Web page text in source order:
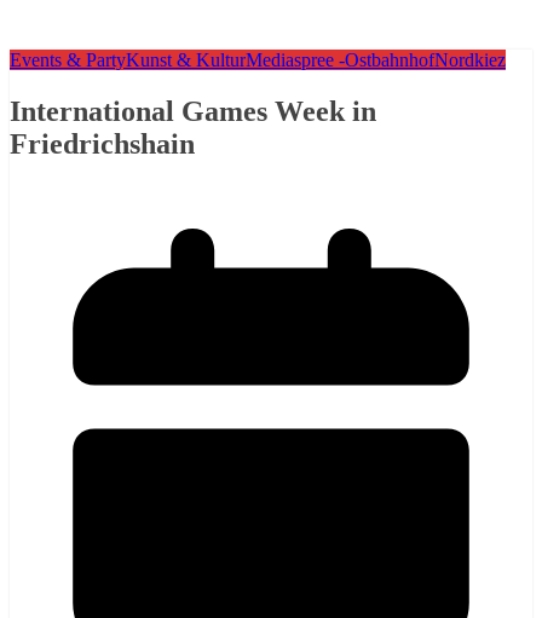
Events & PartyKunst & KulturMediaspree -OstbahnhofNordkiez
International Games Week in
Friedrichshain